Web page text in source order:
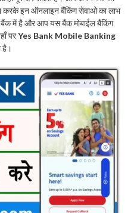
करके इन ऑनलाइन बैंकिंग सेवाओ का लाभ
में है और आप यस बैंक मोबाईल बैंकिंग
परYes Bank Mobile Banking
है।